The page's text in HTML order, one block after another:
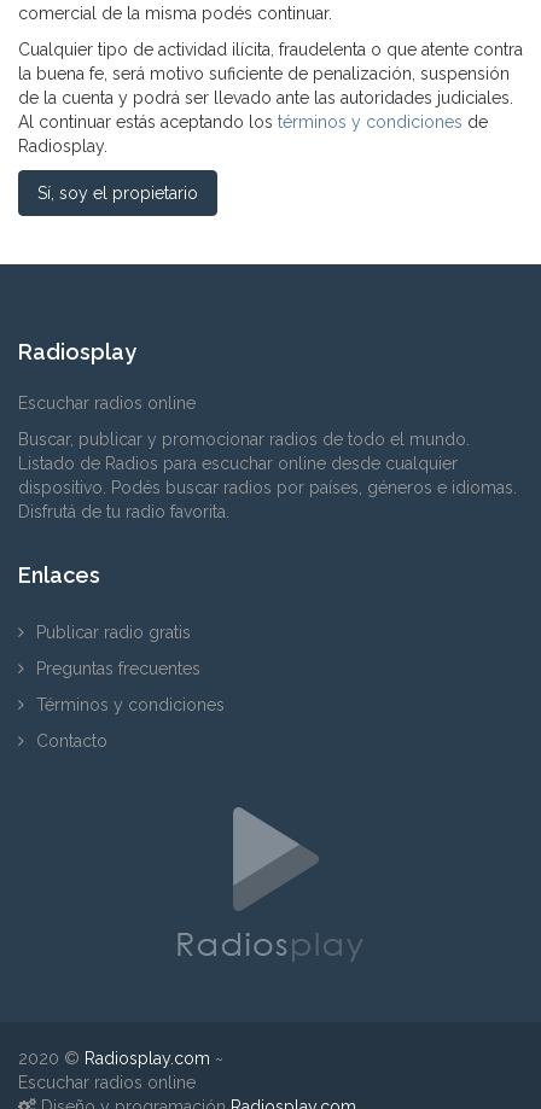
comercial de la misma podés continuar.
Cualquier tipo de actividad ilícita, fraudelenta o que atente contra
la buena fe, será motivo suficiente de penalización, suspensión
de la cuenta y podrá ser llevado ante las autoridades judiciales.
Al continuar estás aceptando los términos y condiciones de
Radiosplay.
Sí, soy el propietario
Radiosplay
Escuchar radios online
Buscar, publicar y promocionar radios de todo el mundo.
Listado de Radios para escuchar online desde cualquier
dispositivo. Podés buscar radios por países, géneros e idiomas.
Disfrutá de tu radio favorita.
Enlaces
Publicar radio gratis
Preguntas frecuentes
Términos y condiciones
Contacto
2020 © Radiosplay.com ~
Escuchar radios online